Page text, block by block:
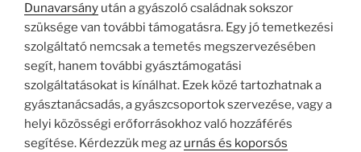
Dunavarsány után a gyászoló családnak sokszor
szüksége van további támogatásra. Egy jó temetkezési
szolgáltató nemcsak a temetés megszervezésében
segít, hanem további gyásztámogatási
szolgáltatásokat is kínálhat. Ezek közé tartozhatnak a
gyásztanácsadás, a gyászcsoportok szervezése, vagy a
helyi közösségi erőforrásokhoz való hozzáférés
segítése. Kérdezzük meg az urnás és koporsós